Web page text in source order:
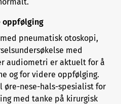
oppfølging
pneumatisk otoskopi,
med
audiometri er aktuelt for å
og for videre oppfølging.
øre-nese-hals-spesialist for
med tanke på kirurgisk